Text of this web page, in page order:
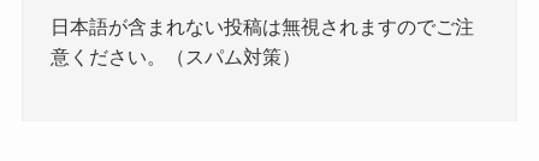
日本語が含まれない投稿は無視されますのでご注
意ください。（スパム対策）